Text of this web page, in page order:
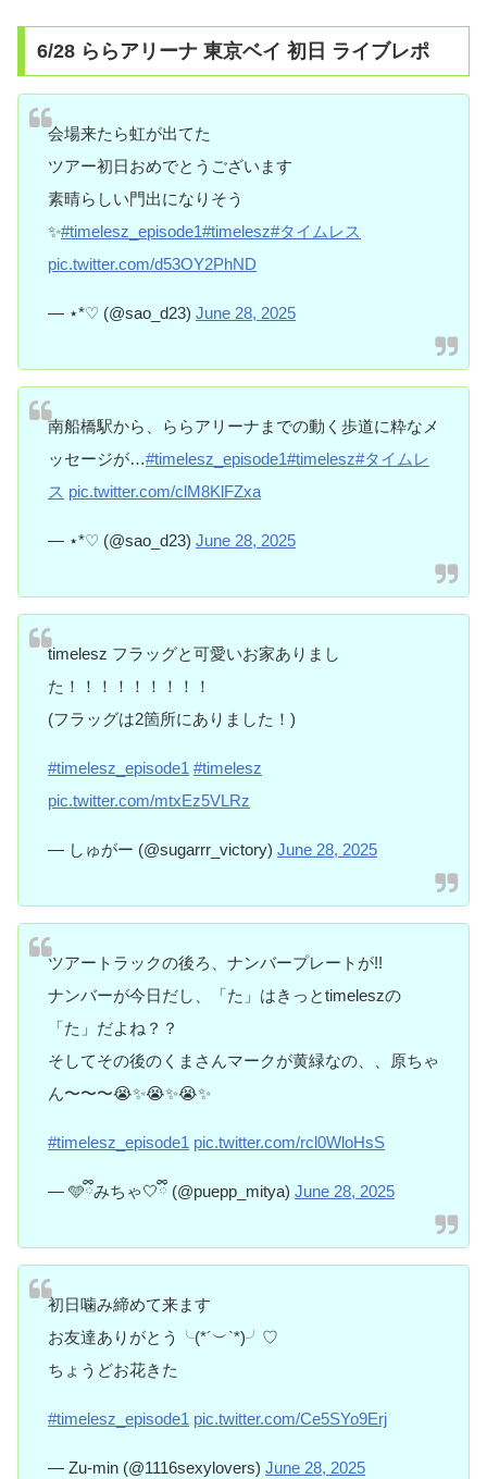
6/28 ららアリーナ 東京ベイ 初日 ライブレポ
会場来たら虹が出てた
ツアー初日おめでとうございます
素晴らしい門出になりそう
✨#timelesz_episode1#timelesz#タイムレス
pic.twitter.com/d53OY2PhND
— ⋆*♡ (@sao_d23) June 28, 2025
南船橋駅から、ららアリーナまでの動く歩道に粋なメ
ッセージが…#timelesz_episode1#timelesz#タイムレ
ス pic.twitter.com/clM8KlFZxa
— ⋆*♡ (@sao_d23) June 28, 2025
timelesz フラッグと可愛いお家ありまし
た！！！！！！！！！
(フラッグは2箇所にありました！)
#timelesz_episode1 #timelesz
pic.twitter.com/mtxEz5VLRz
— しゅがー (@sugarrr_victory) June 28, 2025
ツアートラックの後ろ、ナンバープレートが!!
ナンバーが今日だし、「た」はきっとtimeleszの
「た」だよね？？
そしてその後のくまさんマークが黄緑なの、、原ちゃ
ん〜〜〜😭✨😭✨😭✨
#timelesz_episode1 pic.twitter.com/rcl0WloHsS
— 🩵ྀིみちゃ🤍ྀི (@puepp_mitya) June 28, 2025
初日噛み締めて来ます
お友達ありがとう╰(*´︶`*)╯♡
ちょうどお花きた
#timelesz_episode1 pic.twitter.com/Ce5SYo9Erj
— Zu-min (@1116sexylovers) June 28, 2025